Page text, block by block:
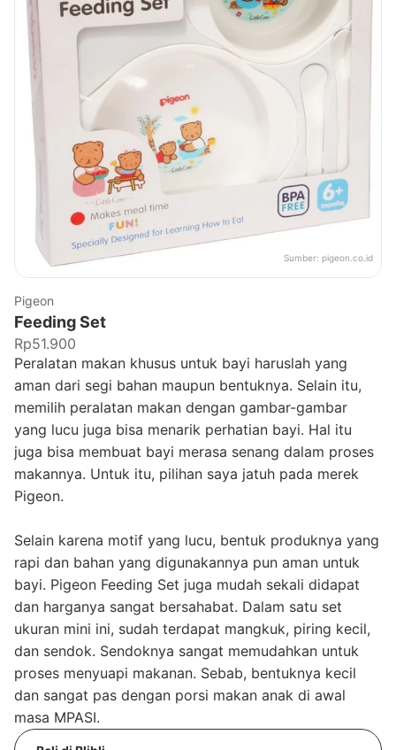
Sumber: pigeon.co.id
Pigeon
Feeding Set
Rp51.900
Peralatan makan khusus untuk bayi haruslah yang
aman dari segi bahan maupun bentuknya. Selain itu,
memilih peralatan makan dengan gambar-gambar
yang lucu juga bisa menarik perhatian bayi. Hal itu
juga bisa membuat bayi merasa senang dalam proses
makannya. Untuk itu, pilihan saya jatuh pada merek
Pigeon.
Selain karena motif yang lucu, bentuk produknya yang
rapi dan bahan yang digunakannya pun aman untuk
bayi. Pigeon Feeding Set juga mudah sekali didapat
dan harganya sangat bersahabat. Dalam satu set
ukuran mini ini, sudah terdapat mangkuk, piring kecil,
dan sendok. Sendoknya sangat memudahkan untuk
proses menyuapi makanan. Sebab, bentuknya kecil
dan sangat pas dengan porsi makan anak di awal
masa MPASI.